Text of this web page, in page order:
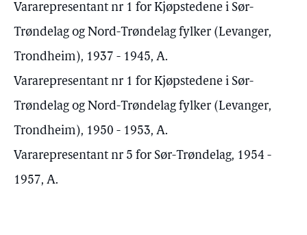
Vararepresentant nr 1 for Kjøpstedene i Sør-
Trøndelag og Nord-Trøndelag fylker (Levanger,
Trondheim), 1937 - 1945, A.
Vararepresentant nr 1 for Kjøpstedene i Sør-
Trøndelag og Nord-Trøndelag fylker (Levanger,
Trondheim), 1950 - 1953, A.
Vararepresentant nr 5 for Sør-Trøndelag, 1954 -
1957, A.